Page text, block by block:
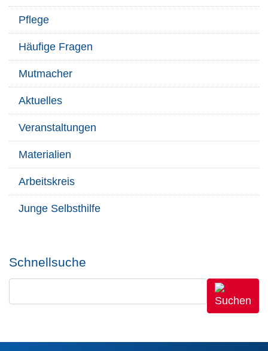
Pflege
Häufige Fragen
Mutmacher
Aktuelles
Veranstaltungen
Materialien
Arbeitskreis
Junge Selbsthilfe
Schnellsuche